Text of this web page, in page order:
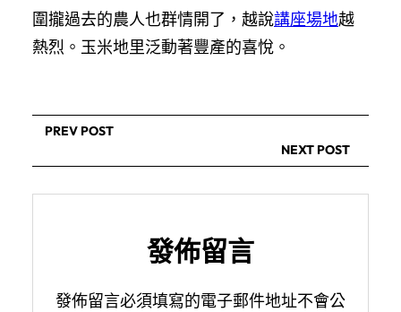
圍攏過去的農人也群情開了，越說講座場地越
熱烈。玉米地里泛動著豐產的喜悅。
PREV POST
NEXT POST
發佈留言
發佈留言必須填寫的電子郵件地址不會公